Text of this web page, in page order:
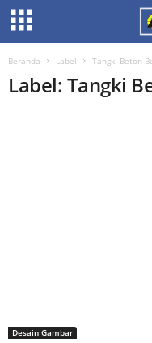
Beranda Label Tangki Beton
Label: Tangki
Desain Gambar